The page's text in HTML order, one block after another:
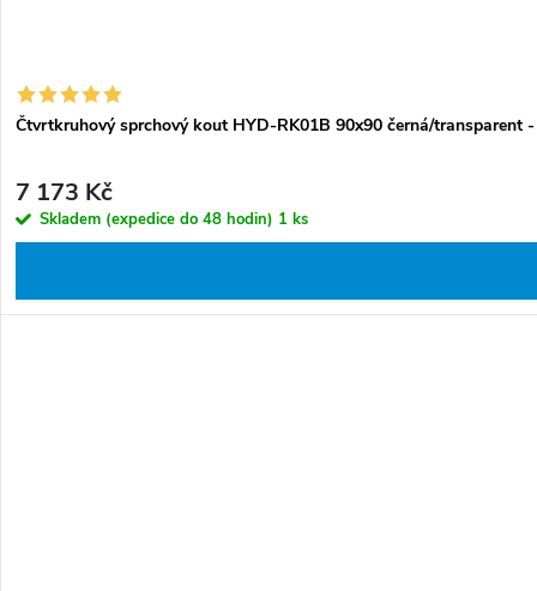
Čtvrtkruhový sprchový kout HYD-RK01B 90x90 černá/transparent
7 173 Kč
Skladem (expedice do 48 hodin) 1 ks